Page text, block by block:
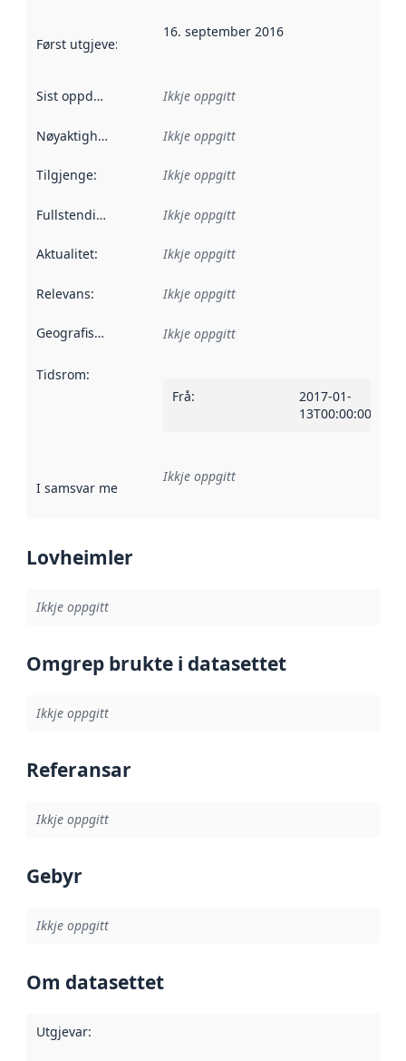
Først utgjeve: Denne datoen seier når dataa i dette
16. september 2016
Sist oppdatert Ikkje oppgitt
Nøyaktigheit Ikkje oppgitt
Tilgjenge: Ikkje oppgitt
Fullstendigheit Ikkje oppgitt
Aktualitet: Ikkje oppgitt
Relevans: Ikkje oppgitt
Geografisk område Ikkje oppgitt
Tidsrom:
Frå:
2017-01-
13T00:00:00Z
I samsvar med Referanse til ei implementeringsregel eller
Ikkje oppgitt
Lovheimler
Ikkje oppgitt
Omgrep brukte i datasettet
Ikkje oppgitt
Referansar
Ikkje oppgitt
Gebyr
Ikkje oppgitt
Om datasettet
Utgjevar: